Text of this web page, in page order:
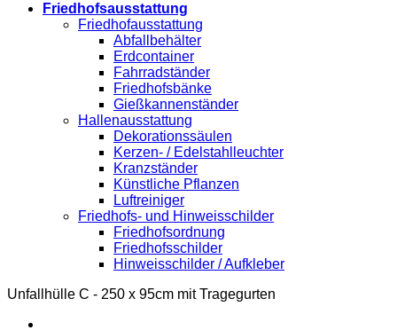
Friedhofsausstattung
Friedhofausstattung
Abfallbehälter
Erdcontainer
Fahrradständer
Friedhofsbänke
Gießkannenständer
Hallenausstattung
Dekorationssäulen
Kerzen- / Edelstahlleuchter
Kranzständer
Künstliche Pflanzen
Luftreiniger
Friedhofs- und Hinweisschilder
Friedhofsordnung
Friedhofsschilder
Hinweisschilder / Aufkleber
Unfallhülle C - 250 x 95cm mit Tragegurten